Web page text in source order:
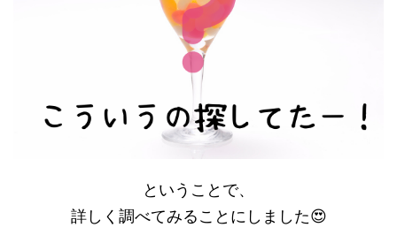
ということで、
詳しく調べてみることにしました😍